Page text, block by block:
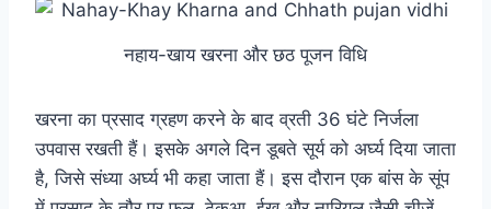
नहाय-खाय खरना और छठ पूजन विधि
खरना का प्रसाद ग्रहण करने के बाद व्रती 36 घंटे निर्जला
उपवास रखती हैं। इसके अगले दिन डूबते सूर्य को अर्घ्य दिया जाता
है, जिसे संध्या अर्घ्य भी कहा जाता हैं। इस दौरान एक बांस के सूंप